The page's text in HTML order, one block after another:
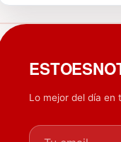
Lo mejor del día en
Tu email